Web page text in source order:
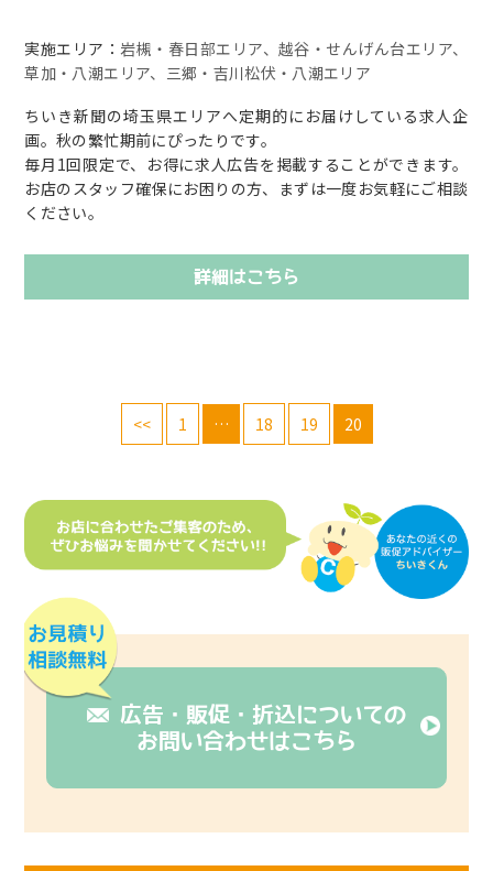
実施エリア：岩槻・春日部エリア、越谷・せんげん台エリア、
草加・八潮エリア、三郷・吉川松伏・八潮エリア
ちいき新聞の埼玉県エリアへ定期的にお届けしている求人企
画。秋の繁忙期前にぴったりです。
毎月1回限定で、お得に求人広告を掲載することができます。
お店のスタッフ確保にお困りの方、まずは一度お気軽にご相談
ください。
詳細はこちら
<< 1 … 18 19 20
広告・販促・折込についての
お問い合わせはこちら